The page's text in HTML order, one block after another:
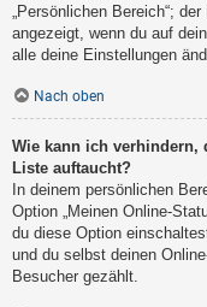
„Persönlichen Bereich“;
angezeigt, wenn du auf
alle deine Einstellungen
Nach oben
Wie kann ich verhindern,
Liste auftaucht?
In deinem persönlichen
Option „Meinen Online-
du diese Option
und du selbst deinen
Besucher gezählt.